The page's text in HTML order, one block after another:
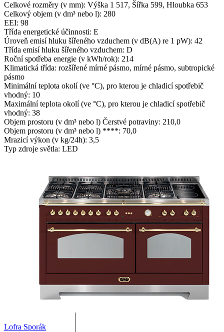
Celkové rozměry (v mm): Výška 1 517, Šířka 599, Hloubka 653
Celkový objem (v dm³ nebo l): 280
EEI: 98
Třída energetické účinnosti: E
Úroveň emisí hluku šířeného vzduchem (v dB(A) re 1 pW): 42
Třída emisí hluku šířeného vzduchem: D
Roční spotřeba energie (v kWh/rok): 214
Klimatická třída: rozšířené mírné pásmo, mírné pásmo, subtropické
pásmo
Minimální teplota okolí (ve °C), pro kterou je chladicí spotřebič
vhodný: 10
Maximální teplota okolí (ve °C), pro kterou je chladicí spotřebič
vhodný: 38
Objem prostoru (v dm³ nebo l) Čerstvé potraviny: 210,0
Objem prostoru (v dm³ nebo l) ****: 70,0
Mrazicí výkon (v kg/24h): 3,5
Typ zdroje světla: LED
Lofra Sporák